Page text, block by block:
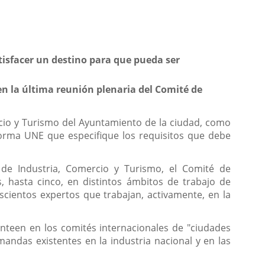
un destino para que pueda ser
la última reunión plenaria del Comité de
y Turismo del Ayuntamiento de la ciudad, como
UNE que especifique los requisitos que debe
Industria, Comercio y Turismo, el Comité de
hasta cinco, en distintos ámbitos de trabajo de
expertos que trabajan, activamente, en la
en los comités internacionales de "ciudades
existentes en la industria nacional y en las